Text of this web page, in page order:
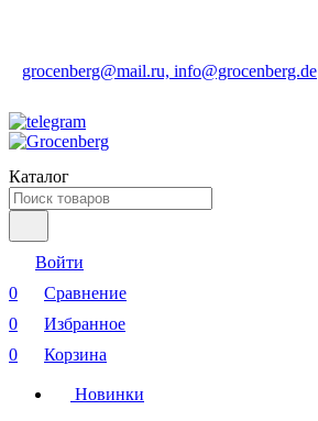
grocenberg@mail.ru, info@grocenberg.de
Каталог
Войти
0
Сравнение
0
Избранное
0
Корзина
Новинки